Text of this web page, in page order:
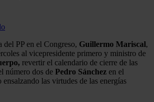
del PP en el Congreso, Guillermo Mariscal,
al vicepresidente primero y ministro de
revertir el calendario de cierre de las
número dos de Pedro Sánchez en el
las virtudes de las energías